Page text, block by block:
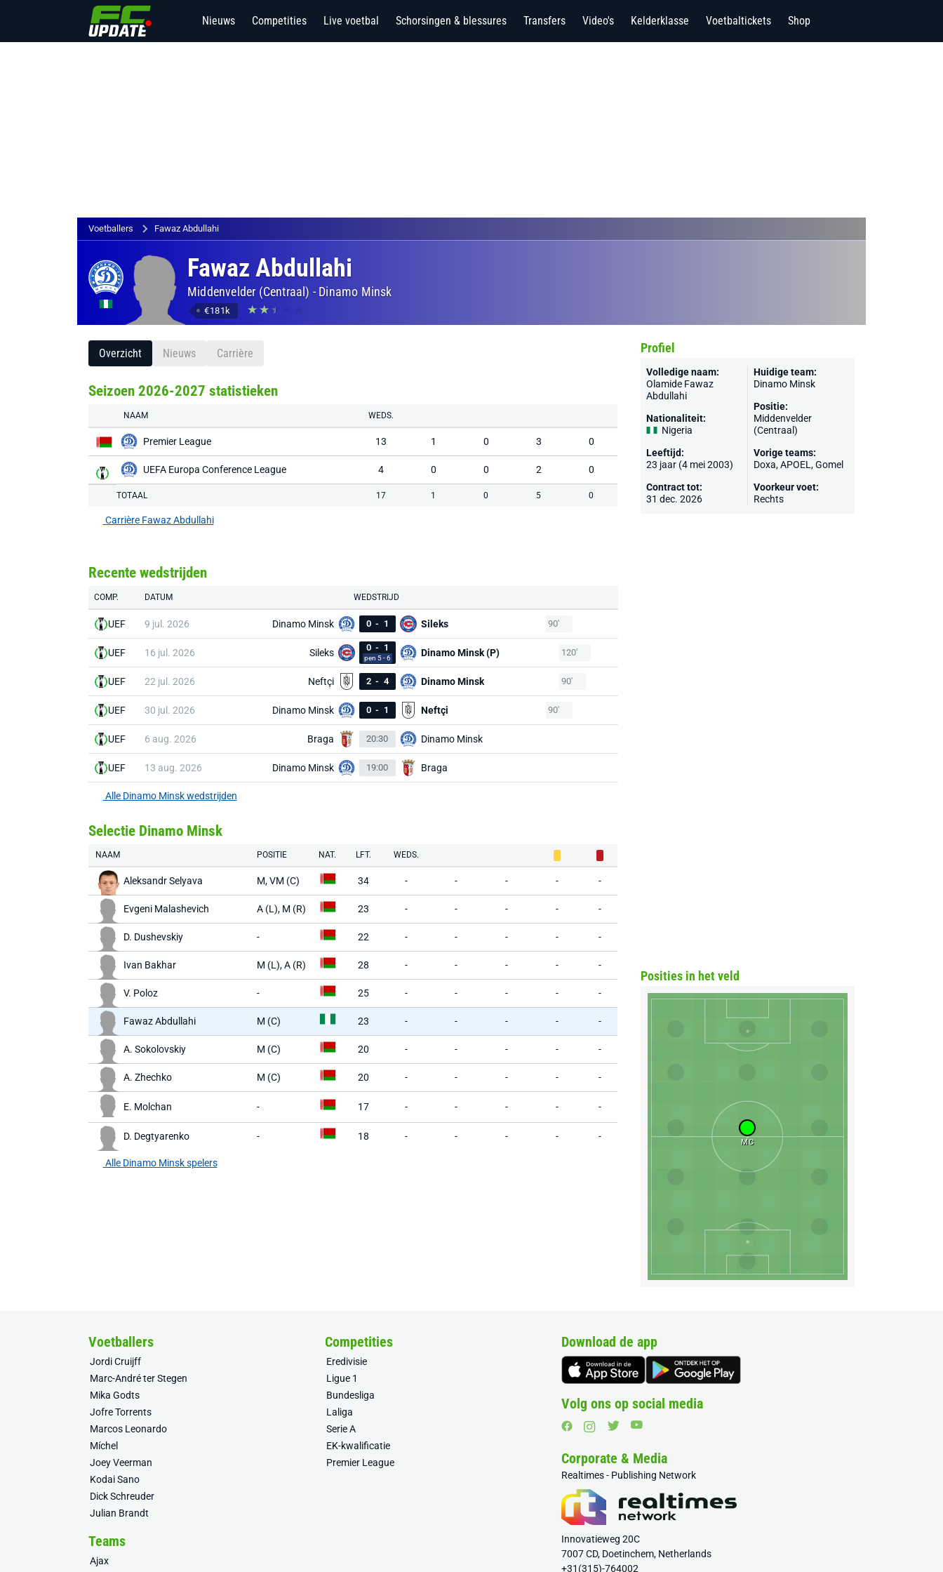
Nieuws Competities Live voetbal Schorsingen & blessures Transfers Video's Kelderklasse Voetbaltickets Shop
Voetballers Fawaz Abdullahi
Fawaz Abdullahi
Middenvelder (Centraal) - Dinamo Minsk
€181k
Overzicht Nieuws Carrière
Seizoen 2026-2027 statistieken
NAAM WEDS.
Premier League 13 1 0 3 0
UEFA Europa Conference League 4 0 0 2 0
TOTAAL 17 1 0 5 0
Carrière Fawaz Abdullahi
Recente wedstrijden
COMP. DATUM WEDSTRIJD
UEF 9 jul. 2026 Dinamo Minsk 0 - 1 Sileks 90'
UEF 16 jul. 2026 Sileks 0 - 1
pen 5 - 6 Dinamo Minsk (P) 120'
UEF 22 jul. 2026 Neftçi 2 - 4 Dinamo Minsk 90'
UEF 30 jul. 2026 Dinamo Minsk 0 - 1 Neftçi 90'
UEF 6 aug. 2026 Braga 20:30 Dinamo Minsk
UEF 13 aug. 2026 Dinamo Minsk 19:00 Braga
Alle Dinamo Minsk wedstrijden
Selectie Dinamo Minsk
NAAM POSITIE NAT. LFT. WEDS.
Aleksandr Selyava M, VM (C) 34 - - - - -
Evgeni Malashevich A (L), M (R) 23 - - - - -
D. Dushevskiy - 22 - - - - -
Ivan Bakhar M (L), A (R) 28 - - - - -
V. Poloz - 25 - - - - -
Fawaz Abdullahi M (C) 23 - - - - -
A. Sokolovskiy M (C) 20 - - - - -
A. Zhechko M (C) 20 - - - - -
E. Molchan - 17 - - - - -
D. Degtyarenko - 18 - - - - -
Alle Dinamo Minsk spelers
Profiel
Volledige naam:
Olamide Fawaz
Abdullahi
Nationaliteit:
Nigeria
Leeftijd:
23 jaar (4 mei 2003)
Contract tot:
31 dec. 2026
Huidige team:
Dinamo Minsk
Positie:
Middenvelder
(Centraal)
Vorige teams:
Doxa,APOEL ,Gomel
Voorkeur voet:
Rechts
Posities in het veld
MC
Voetballers
Jordi Cruijff
Marc-André ter Stegen
Mika Godts
Jofre Torrents
Marcos Leonardo
Míchel
Joey Veerman
Kodai Sano
Dick Schreuder
Julian Brandt
Competities
Eredivisie
Ligue 1
Bundesliga
Laliga
Serie A
EK-kwalificatie
Premier League
Teams
Ajax
Download de app
Volg ons op social media
Corporate & Media
Realtimes - Publishing Network
Innovatieweg 20C
7007 CD, Doetinchem, Netherlands
+31(315)-764002